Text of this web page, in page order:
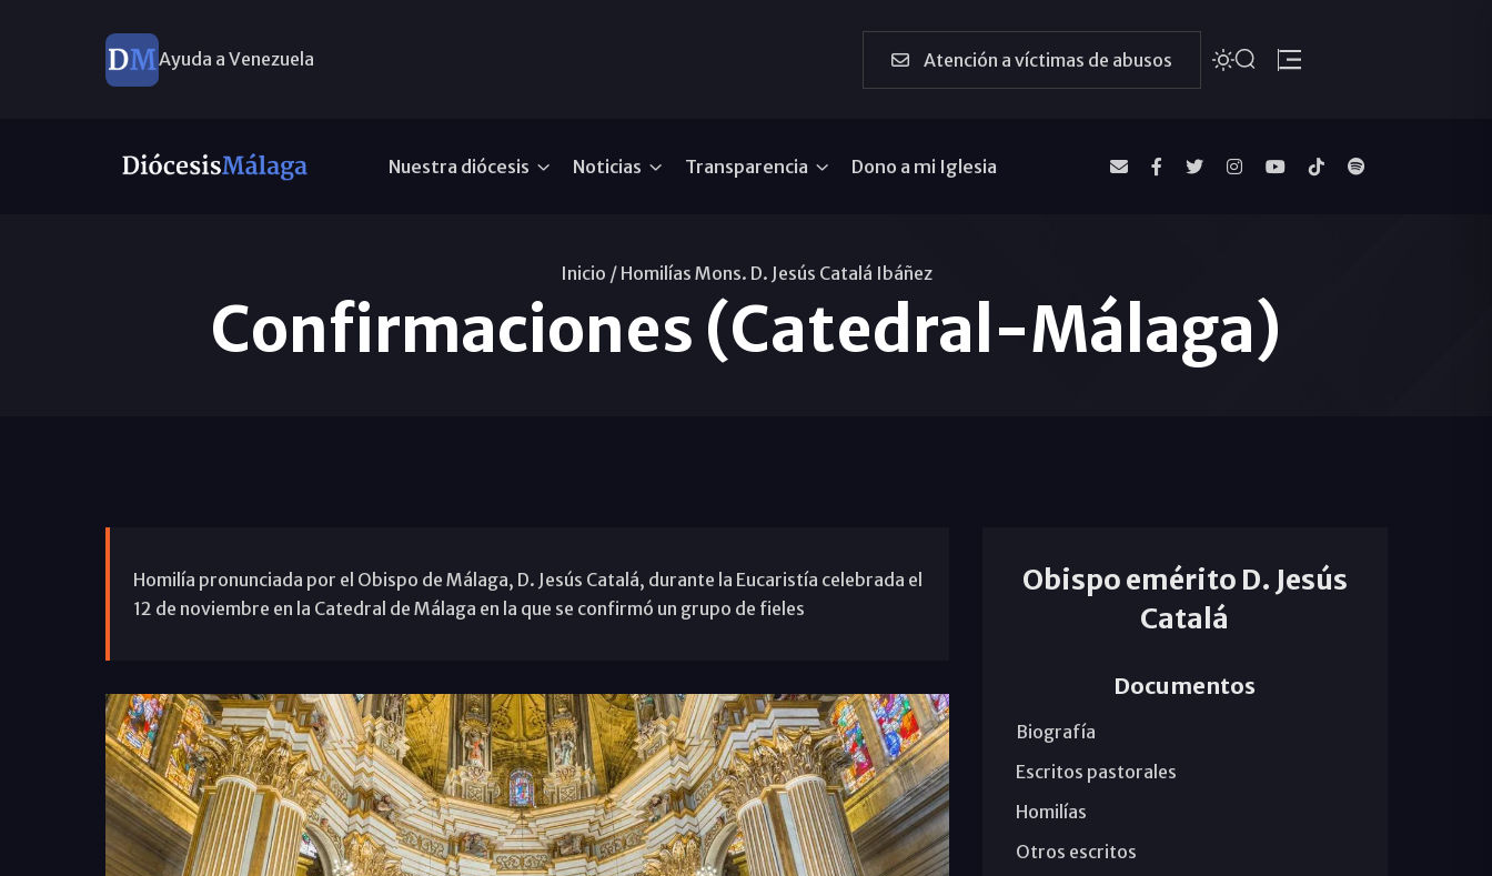
Ayuda a Venezuela Atención a víctimas de abusos
Nuestra diócesis Noticias Transparencia Dono a mi Iglesia
Inicio / Homilías Mons. D. Jesús Catalá Ibáñez
Confirmaciones (Catedral-Málaga)
Homilía pronunciada por el Obispo de Málaga, D. Jesús Catalá, durante la Eucaristía celebrada el
12 de noviembre en la Catedral de Málaga en la que se confirmó un grupo de fieles
Obispo emérito D. Jesús
Catalá
Documentos
Biografía
Escritos pastorales
Homilías
Otros escritos